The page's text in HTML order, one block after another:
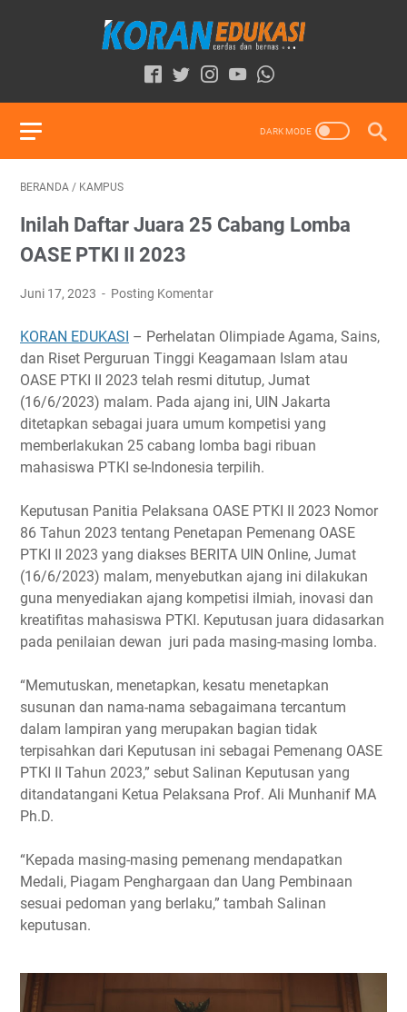
BERANDA / KAMPUS
Inilah Daftar Juara 25 Cabang Lomba
OASE PTKI II 2023
Juni 17, 2023 Posting Komentar
KORAN EDUKASI – Perhelatan Olimpiade Agama, Sains,
dan Riset Perguruan Tinggi Keagamaan Islam atau
OASE PTKI II 2023 telah resmi ditutup, Jumat
(16/6/2023) malam. Pada ajang ini, UIN Jakarta
ditetapkan sebagai juara umum kompetisi yang
memberlakukan 25 cabang lomba bagi ribuan
mahasiswa PTKI se-Indonesia terpilih.
Keputusan Panitia Pelaksana OASE PTKI II 2023 Nomor
86 Tahun 2023 tentang Penetapan Pemenang OASE
PTKI II 2023 yang diakses BERITA UIN Online, Jumat
(16/6/2023) malam, menyebutkan ajang ini dilakukan
guna menyediakan ajang kompetisi ilmiah, inovasi dan
kreatifitas mahasiswa PTKI. Keputusan juara didasarkan
pada penilaian dewan juri pada masing-masing lomba.
“Memutuskan, menetapkan, kesatu menetapkan
susunan dan nama-nama sebagaimana tercantum
dalam lampiran yang merupakan bagian tidak
terpisahkan dari Keputusan ini sebagai Pemenang OASE
PTKI II Tahun 2023,” sebut Salinan Keputusan yang
ditandatangani Ketua Pelaksana Prof. Ali Munhanif MA
Ph.D.
“Kepada masing-masing pemenang mendapatkan
Medali, Piagam Penghargaan dan Uang Pembinaan
sesuai pedoman yang berlaku,” tambah Salinan
keputusan.